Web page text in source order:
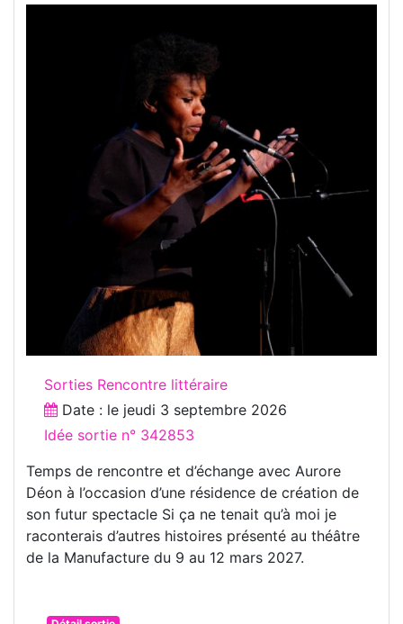
Sorties Rencontre littéraire
Date : le jeudi 3 septembre 2026
Idée sortie n° 342853
Temps de rencontre et d’échange avec Aurore
Déon à l’occasion d’une résidence de création de
son futur spectacle Si ça ne tenait qu’à moi je
raconterais d’autres histoires présenté au théâtre
de la Manufacture du 9 au 12 mars 2027.